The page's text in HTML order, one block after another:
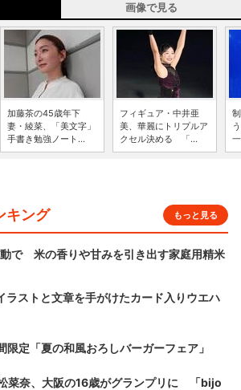
画像で見る
加藤茶の45歳年下
妻・綾菜、「美文字」
手書き勉強ノート...
フィギュア・中井亜
美、華麗にトリプルア
クセル決める 「...
キング もっと見る
で 米の香りや甘みを引き出す家庭用精米
ラストと文章を手がけたカード入りウエハ
定「夏の和風おろしバーガーフェア」
菜奈、大阪の16歳がグランプリに 「bijo